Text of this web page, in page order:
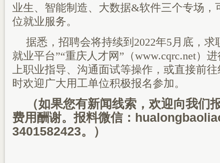
业生、智能制造、大数据&软件三个专场，
位就业服务。
据悉，招聘会将持续到2022年5月底，求
就业平台”“重庆人才网”（www.cqrc.net）
上职业指导、沟通面试等操作，或直接前
时欢迎广大用工单位积极报名参加。
（如果您有新闻线索，欢迎向我们
费用酬谢。报料微信：
3401582423。）